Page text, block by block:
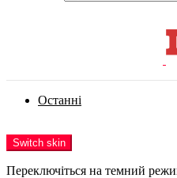
Останні
Switch skin
Переключіться на темний